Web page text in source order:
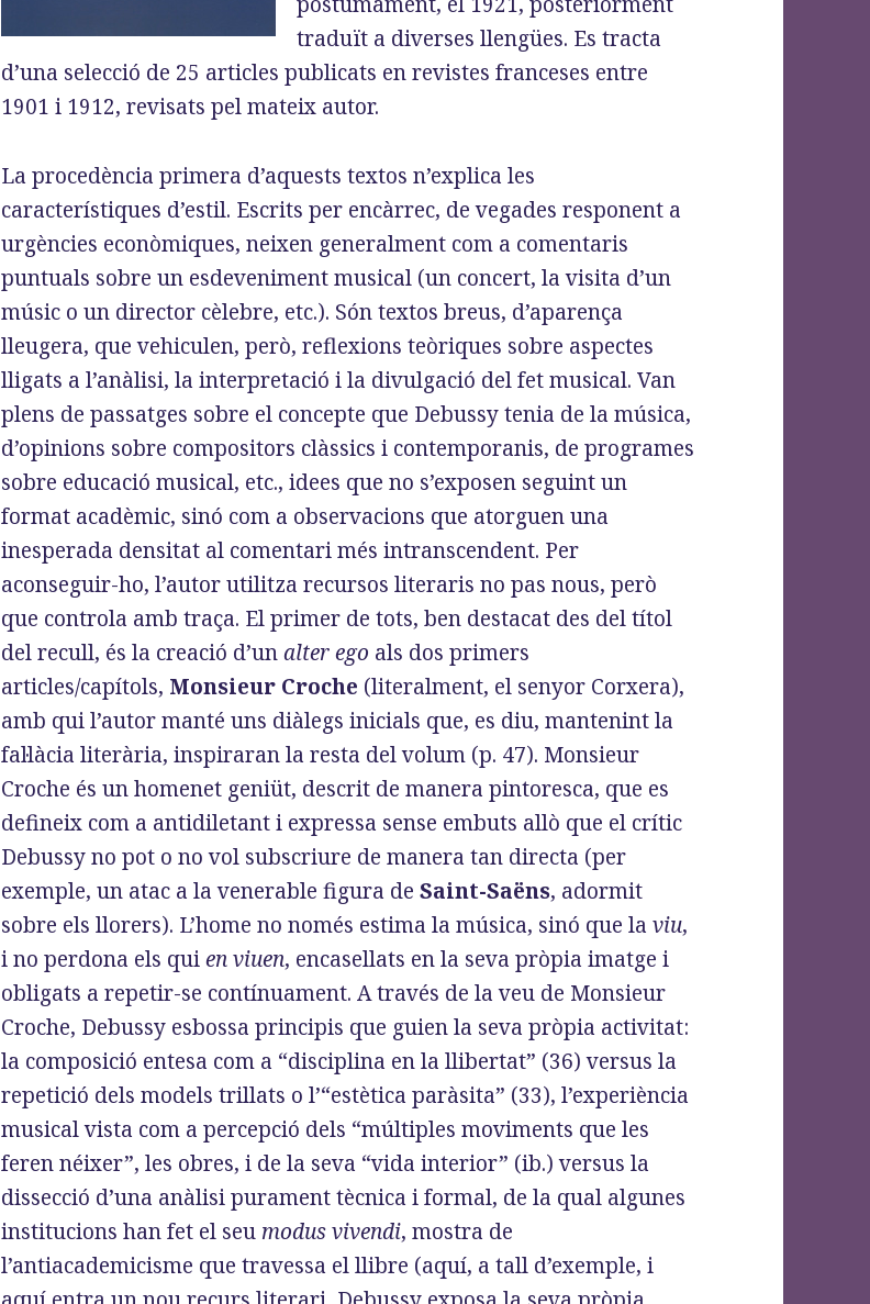
traduït a diverses llengües. Es tracta
d’una selecció de 25 articles publicats en revistes franceses entre
1901 i 1912, revisats pel mateix autor.
La procedència primera d’aquests textos n’explica les
característiques d’estil. Escrits per encàrrec, de vegades responent a
urgències econòmiques, neixen generalment com a comentaris
puntuals sobre un esdeveniment musical (un concert, la visita d’un
músic o un director cèlebre, etc.). Són textos breus, d’aparença
lleugera, que vehiculen, però, reflexions teòriques sobre aspectes
lligats a l’anàlisi, la interpretació i la divulgació del fet musical. Van
plens de passatges sobre el concepte que Debussy tenia de la música,
d’opinions sobre compositors clàssics i contemporanis, de programes
sobre educació musical, etc., idees que no s’exposen seguint un
format acadèmic, sinó com a observacions que atorguen una
inesperada densitat al comentari més intranscendent. Per
aconseguir-ho, l’autor utilitza recursos literaris no pas nous, però
que controla amb traça. El primer de tots, ben destacat des del títol
del recull, és la creació d’unalter ego als dos primers
articles/capítols, Monsieur Croche (literalment, el senyor Corxera),
amb qui l’autor manté uns diàlegs inicials que, es diu, mantenint la
fal·làcia literària, inspiraran la resta del volum (p. 47). Monsieur
Croche és un homenet geniüt, descrit de manera pintoresca, que es
defineix com a antidiletant i expressa sense embuts allò que el crític
Debussy no pot o no vol subscriure de manera tan directa (per
exemple, un atac a la venerable figura deSaint-Saëns, adormit
sobre els llorers). L’home no només estima la música, sinó que laviu,
i no perdona els quien viuen, encasellats en la seva pròpia imatge i
obligats a repetir-se contínuament. A través de la veu de Monsieur
Croche, Debussy esbossa principis que guien la seva pròpia activitat:
la composició entesa com a “disciplina en la llibertat” (36) versus la
repetició dels models trillats o l’“estètica paràsita” (33), l’experiència
musical vista com a percepció dels “múltiples moviments que les
feren néixer”, les obres, i de la seva “vida interior” (ib.) versus la
dissecció d’una anàlisi purament tècnica i formal, de la qual algunes
institucions han fet el seu modus vivendi, mostra de
l’antiacademicisme que travessa el llibre (aquí, a tall d’exemple, i